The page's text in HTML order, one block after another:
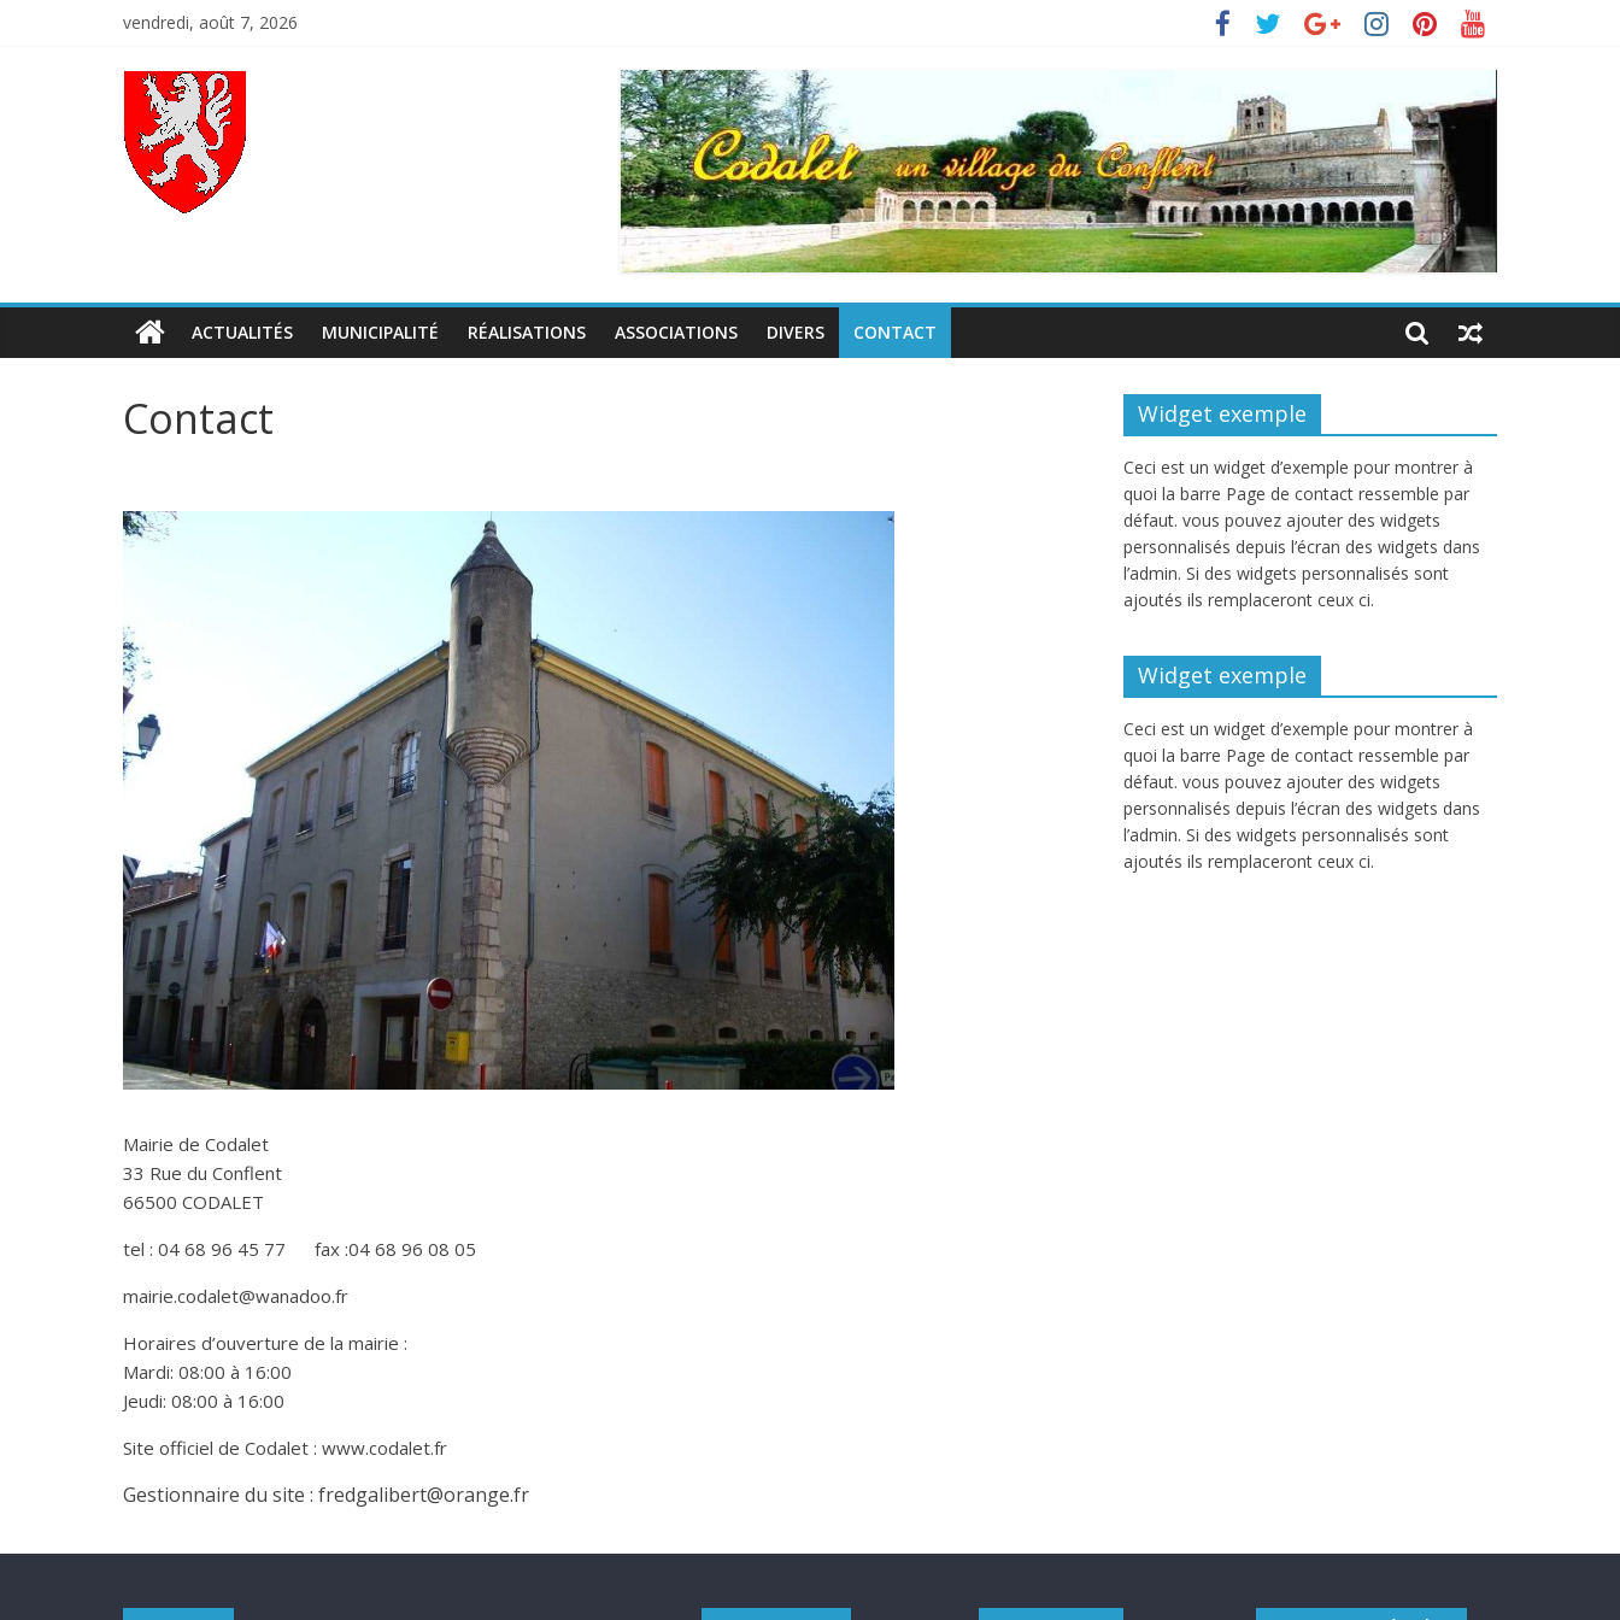
vendredi, août 7, 2026
Codalet
Porte
du
Conflent
ACTUALITÉS MUNICIPALITÉ RÉALISATIONS ASSOCIATIONS DIVERS CONTACT
Contact
Mairie de Codalet
33 Rue du Conflent
66500 CODALET
tel : 04 68 96 45 77 fax :04 68 96 08 05
mairie.codalet@wanadoo.fr
Horaires d’ouverture de la mairie :
Mardi: 08:00 à 16:00
Jeudi: 08:00 à 16:00
Site officiel de Codalet : www.codalet.fr
Gestionnaire du site : fredgalibert@orange.fr
Widget exemple
Ceci est un widget d’exemple pour montrer à
quoi la barre Page de contact ressemble par
défaut. vous pouvez ajouter des widgets
personnalisés depuis l’écran des widgets dans
l’admin. Si des widgets personnalisés sont
ajoutés ils remplaceront ceux ci.
Widget exemple
Ceci est un widget d’exemple pour montrer à
quoi la barre Page de contact ressemble par
défaut. vous pouvez ajouter des widgets
personnalisés depuis l’écran des widgets dans
l’admin. Si des widgets personnalisés sont
ajoutés ils remplaceront ceux ci.